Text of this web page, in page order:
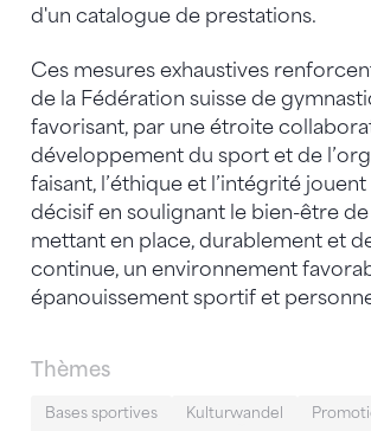
d'un catalogue de prestations.
Ces mesures exhaustives
de la Fédération suisse de
favorisant, par une étroite
développement du sport et de
faisant, l’éthique et l’intégrité
décisif en soulignant le bien-être de
mettant en place, durablement et
continue, un environnement
épanouissement sportif et
Thèmes
Bases sportives Kulturwandel